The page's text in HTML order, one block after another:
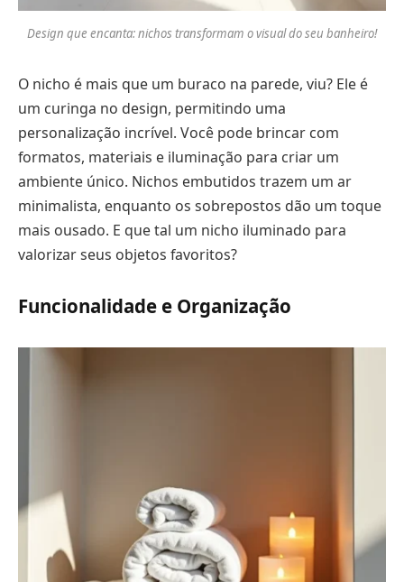
Design que encanta: nichos transformam o visual do seu banheiro!
O nicho é mais que um buraco na parede, viu? Ele é
um curinga no design, permitindo uma
personalização incrível. Você pode brincar com
formatos, materiais e iluminação para criar um
ambiente único. Nichos embutidos trazem um ar
minimalista, enquanto os sobrepostos dão um toque
mais ousado. E que tal um nicho iluminado para
valorizar seus objetos favoritos?
Funcionalidade e Organização